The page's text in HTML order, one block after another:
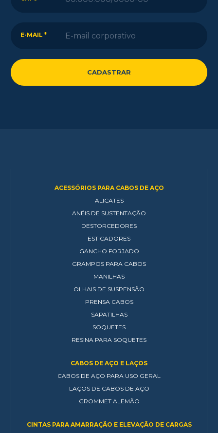
E-MAIL *
ACESSÓRIOS PARA CABOS DE AÇO
ALICATES
ANÉIS DE SUSTENTAÇÃO
DESTORCEDORES
ESTICADORES
GANCHO FORJADO
GRAMPOS PARA CABOS
MANILHAS
OLHAIS DE SUSPENSÃO
PRENSA CABOS
SAPATILHAS
SOQUETES
RESINA PARA SOQUETES
CABOS DE AÇO E LAÇOS
CABOS DE AÇO PARA USO GERAL
LAÇOS DE CABOS DE AÇO
GROMMET ALEMÃO
CINTAS PARA AMARRAÇÃO E ELEVAÇÃO DE CARGAS